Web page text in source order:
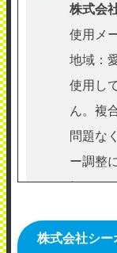
株式会
使用メ
地域：
使用し
ん。複
問題な
ー調整
気さく
いてい
株式会社シー